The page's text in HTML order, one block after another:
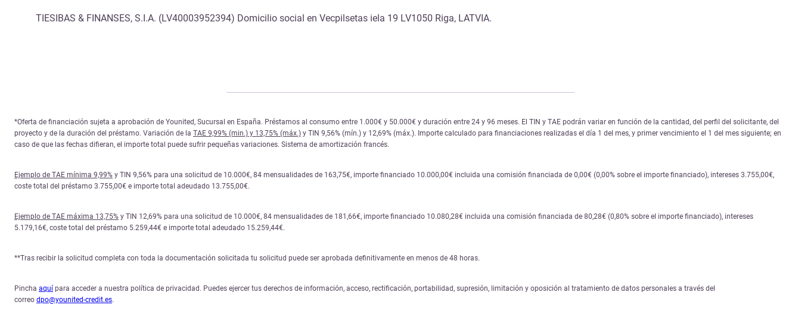
TIESIBAS & FINANSES, S.I.A. (LV40003952394) Domicilio social en Vecpilsetas iela 19 LV1050 Riga, LATVIA.
*Oferta de financiación sujeta a aprobación de Younited, Sucursal en España. Préstamos al consumo entre 1.000€ y 50.000€ y duración entre 24 y 96 meses. El TIN y TAE podrán variar en función de la cantidad, del perfil del solicitante, del
proyecto y de la duración del préstamo. Variación de la TAE 9,99% (min.) y 13,75% (máx.) y TIN 9,56% (mín.) y 12,69% (máx.). Importe calculado para financiaciones realizadas el día 1 del mes, y primer vencimiento el 1 del mes siguiente; en
caso de que las fechas difieran, el importe total puede sufrir pequeñas variaciones. Sistema de amortización francés.
Ejemplo de TAE mínima 9,99% y TIN 9,56% para una solicitud de 10.000€, 84 mensualidades de 163,75€, importe financiado 10.000,00€ incluida una comisión financiada de 0,00€ (0,00% sobre el importe financiado), intereses 3.755,00€,
coste total del préstamo 3.755,00€ e importe total adeudado 13.755,00€.
Ejemplo de TAE máxima 13,75% y TIN 12,69% para una solicitud de 10.000€, 84 mensualidades de 181,66€, importe financiado 10.080,28€ incluida una comisión financiada de 80,28€ (0,80% sobre el importe financiado), intereses
5.179,16€, coste total del préstamo 5.259,44€ e importe total adeudado 15.259,44€.
**Tras recibir la solicitud completa con toda la documentación solicitada tu solicitud puede ser aprobada definitivamente en menos de 48 horas.
Pincha aquí para acceder a nuestra política de privacidad. Puedes ejercer tus derechos de información, acceso, rectificación, portabilidad, supresión, limitación y oposición al tratamiento de datos personales a través del
correo dpo@younited-credit.es.